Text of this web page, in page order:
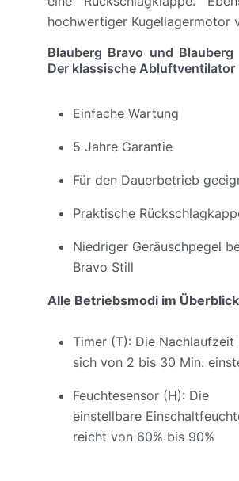
hochwertiger Kugellagermotor
Blauberg Bravo und Blauberg
Der klassische Abluftventilator
Einfache Wartung
5 Jahre Garantie
Für den Dauerbetrieb
Praktische
Niedriger Geräuschpegel
Bravo Still
Alle Betriebsmodi im Überblick
Timer (T): Die Nachlaufzeit
sich von 2 bis 30 Min.
Feuchtesensor (H): Die
einstellbare
reicht von 60% bis 90%